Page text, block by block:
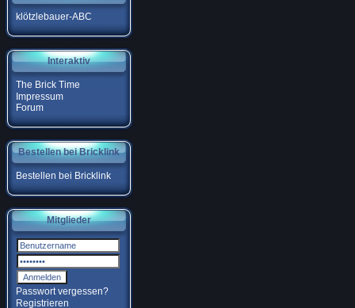
klötzlebauer-ABC
Interaktiv
The Brick Time
Impressum
Forum
Bestellen bei Bricklink
Bestellen bei Bricklink
Mitglieder
Passwort vergessen?
Registrieren